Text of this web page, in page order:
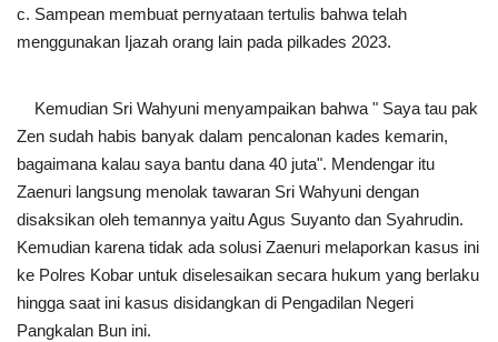
c. Sampean membuat pernyataan tertulis bahwa telah
menggunakan Ijazah orang lain pada pilkades 2023.
Kemudian Sri Wahyuni menyampaikan bahwa " Saya tau pak
Zen sudah habis banyak dalam pencalonan kades kemarin,
bagaimana kalau saya bantu dana 40 juta". Mendengar itu
Zaenuri langsung menolak tawaran Sri Wahyuni dengan
disaksikan oleh temannya yaitu Agus Suyanto dan Syahrudin.
Kemudian karena tidak ada solusi Zaenuri melaporkan kasus ini
ke Polres Kobar untuk diselesaikan secara hukum yang berlaku
hingga saat ini kasus disidangkan di Pengadilan Negeri
Pangkalan Bun ini.